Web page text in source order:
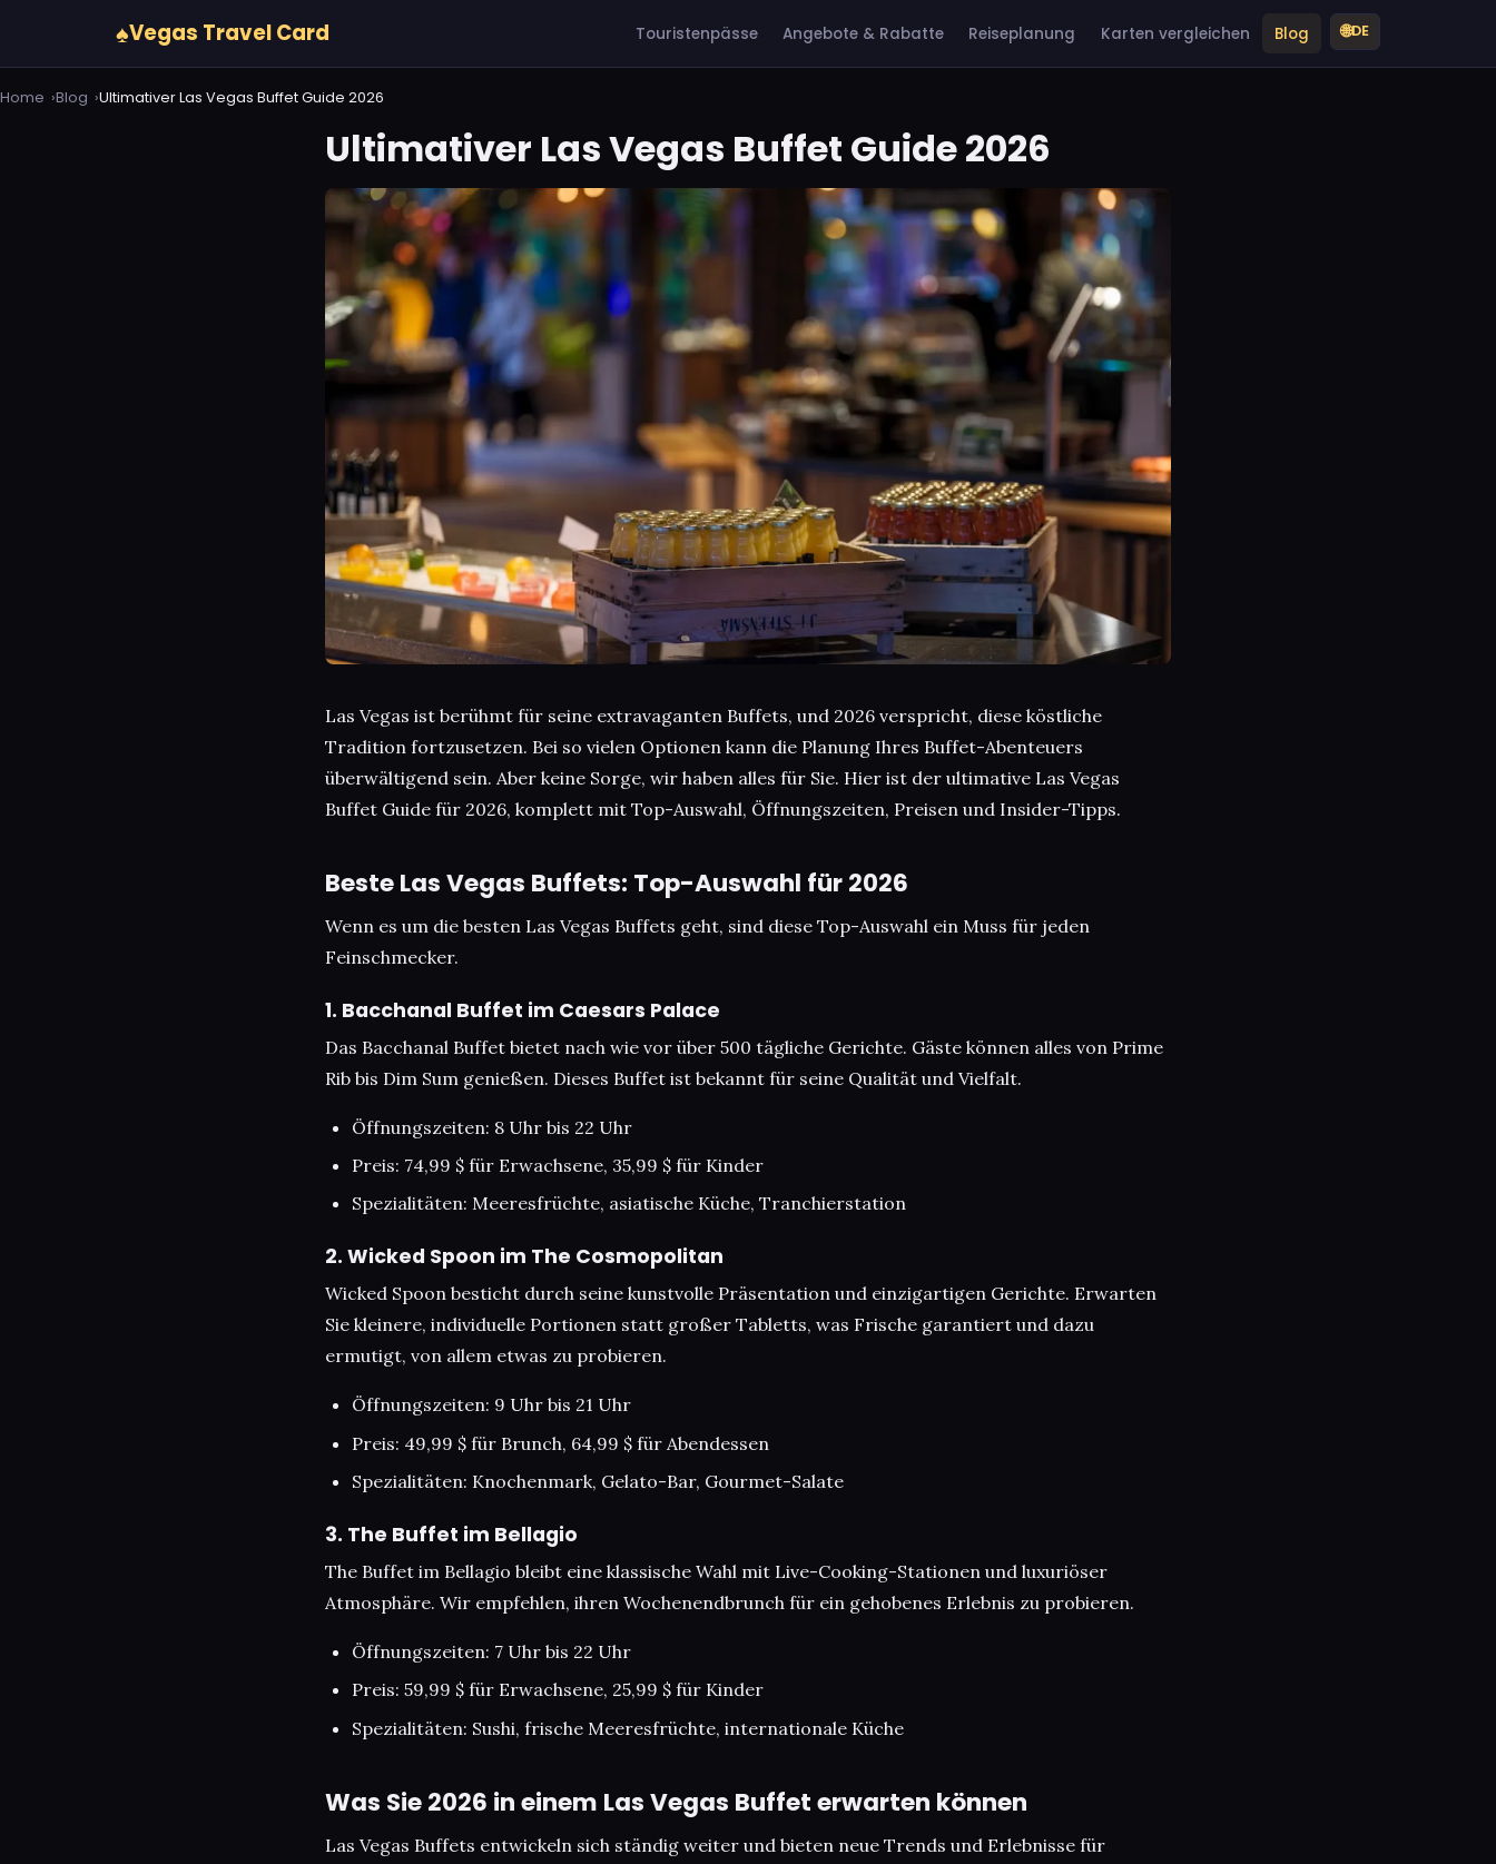
♠Vegas Travel Card Touristenpässe Angebote & Rabatte Reiseplanung Karten vergleichen Blog 🌐DE
Home Blog Ultimativer Las Vegas Buffet Guide 2026
Ultimativer Las Vegas Buffet Guide 2026
Las Vegas ist berühmt für seine extravaganten Buffets, und 2026 verspricht, diese köstliche
Tradition fortzusetzen. Bei so vielen Optionen kann die Planung Ihres Buffet-Abenteuers
überwältigend sein. Aber keine Sorge, wir haben alles für Sie. Hier ist der ultimative Las Vegas
Buffet Guide für 2026, komplett mit Top-Auswahl, Öffnungszeiten, Preisen und Insider-Tipps.
Beste Las Vegas Buffets: Top-Auswahl für 2026
Wenn es um die besten Las Vegas Buffets geht, sind diese Top-Auswahl ein Muss für jeden
Feinschmecker.
1. Bacchanal Buffet im Caesars Palace
Das Bacchanal Buffet bietet nach wie vor über 500 tägliche Gerichte. Gäste können alles von Prime
Rib bis Dim Sum genießen. Dieses Buffet ist bekannt für seine Qualität und Vielfalt.
Öffnungszeiten: 8 Uhr bis 22 Uhr
Preis: 74,99 $ für Erwachsene, 35,99 $ für Kinder
Spezialitäten: Meeresfrüchte, asiatische Küche, Tranchierstation
2. Wicked Spoon im The Cosmopolitan
Wicked Spoon besticht durch seine kunstvolle Präsentation und einzigartigen Gerichte. Erwarten
Sie kleinere, individuelle Portionen statt großer Tabletts, was Frische garantiert und dazu
ermutigt, von allem etwas zu probieren.
Öffnungszeiten: 9 Uhr bis 21 Uhr
Preis: 49,99 $ für Brunch, 64,99 $ für Abendessen
Spezialitäten: Knochenmark, Gelato-Bar, Gourmet-Salate
3. The Buffet im Bellagio
The Buffet im Bellagio bleibt eine klassische Wahl mit Live-Cooking-Stationen und luxuriöser
Atmosphäre. Wir empfehlen, ihren Wochenendbrunch für ein gehobenes Erlebnis zu probieren.
Öffnungszeiten: 7 Uhr bis 22 Uhr
Preis: 59,99 $ für Erwachsene, 25,99 $ für Kinder
Spezialitäten: Sushi, frische Meeresfrüchte, internationale Küche
Was Sie 2026 in einem Las Vegas Buffet erwarten können
Las Vegas Buffets entwickeln sich ständig weiter und bieten neue Trends und Erlebnisse für